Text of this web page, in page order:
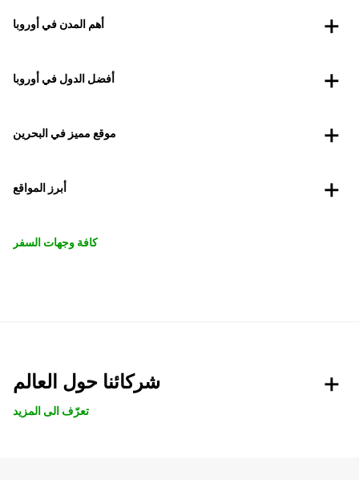
أهم المدن في أوروبا
أفضل الدول في أوروبا
موقع مميز في البحرين
أبرز المواقع
كافة وجهات السفر
شركائنا حول العالم
تعرّف الى المزيد